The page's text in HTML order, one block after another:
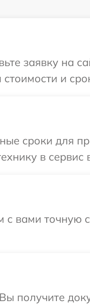
заявку на
и
сроки для
в
вами точную
получите